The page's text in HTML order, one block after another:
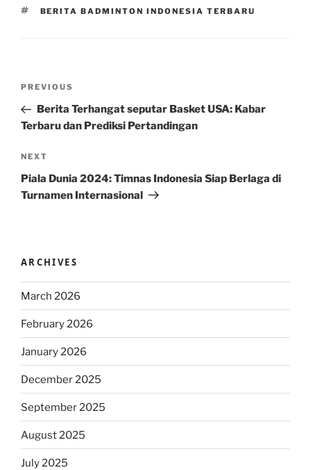
TAGS
BERITA BADMINTON INDONESIA TERBARU
Previous
Post
PREVIOUS
Berita Terhangat seputar Basket USA: Kabar
Terbaru dan Prediksi Pertandingan
Next
Post
NEXT
Piala Dunia 2024: Timnas Indonesia Siap Berlaga di
Turnamen Internasional
ARCHIVES
March 2026
February 2026
January 2026
December 2025
September 2025
August 2025
July 2025